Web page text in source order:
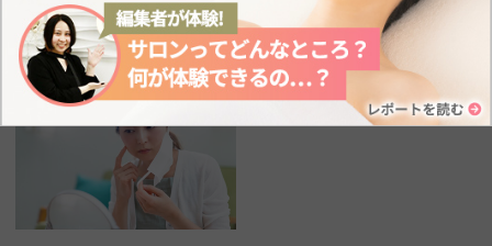
敏感肌 毛穴 洗顔
2024.3.27 2024.3.27